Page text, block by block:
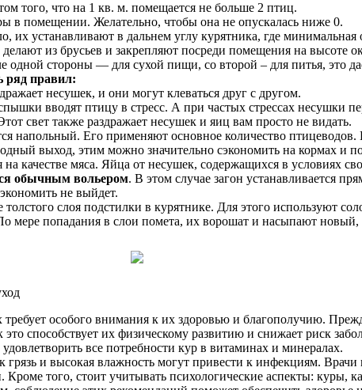
того, что на 1 кв. м. помещается не больше 2 птиц.
в помещении. Желательно, чтобы она не опускалась ниже 0.
устанавливают в дальнем углу курятника, где минимальная
из брусьев и закрепляют посреди помещения на высоте
стороны — для сухой пищи, со второй – для питья, это
ряд правил:
несушек, и они могут клеваться друг с другом.
вводят птицу в стресс. А при частых стрессах несушки
свет также раздражает несушек и яиц вам просто не видать.
напольный. Его применяют основное количество
выход, этим можно значительно сэкономить на кормах и
качестве мяса. Яйца от несушек, содержащихся в условиях
обычным вольером. В этом случае загон устанавливается
не выйдет.
слоя подстилки в курятнике. Для этого используют
мере попадания в слои помета, их ворошат и насыпают
особого внимания к их здоровью и благополучию.
способствует их физическому развитию и снижает риск
все потребности кур в витаминах и минералах.
грязь и высокая влажность могут привести к инфекциям.
того, стоит учитывать психологические аспекты: куры,